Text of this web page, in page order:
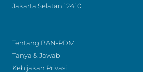
Jakarta Selatan 12410
Tentang BAN-PDM
Tanya & Jawab
Kebijakan Privasi